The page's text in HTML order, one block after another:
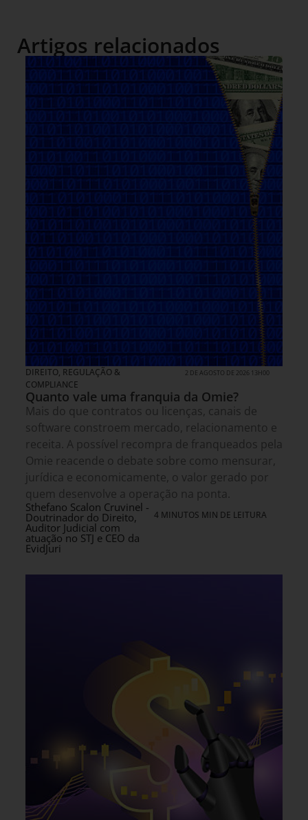
Artigos relacionados
DIREITO, REGULAÇÃO &
COMPLIANCE
2 DE AGOSTO DE 2026 13H00
Quanto vale uma franquia da Omie?
Mais do que contratos ou licenças, canais de
software constroem mercado, relacionamento e
receita. A possível recompra de franqueados pela
Omie reacende o debate sobre como mensurar,
jurídica e economicamente, o valor gerado por
quem desenvolve a operação na ponta.
Sthefano Scalon Cruvinel -
Doutrinador do Direito,
Auditor Judicial com
atuação no STJ e CEO da
EvidJuri
4 MINUTOS MIN DE LEITURA